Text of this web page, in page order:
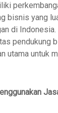
bisnis yang
di
pendukung
utama untuk